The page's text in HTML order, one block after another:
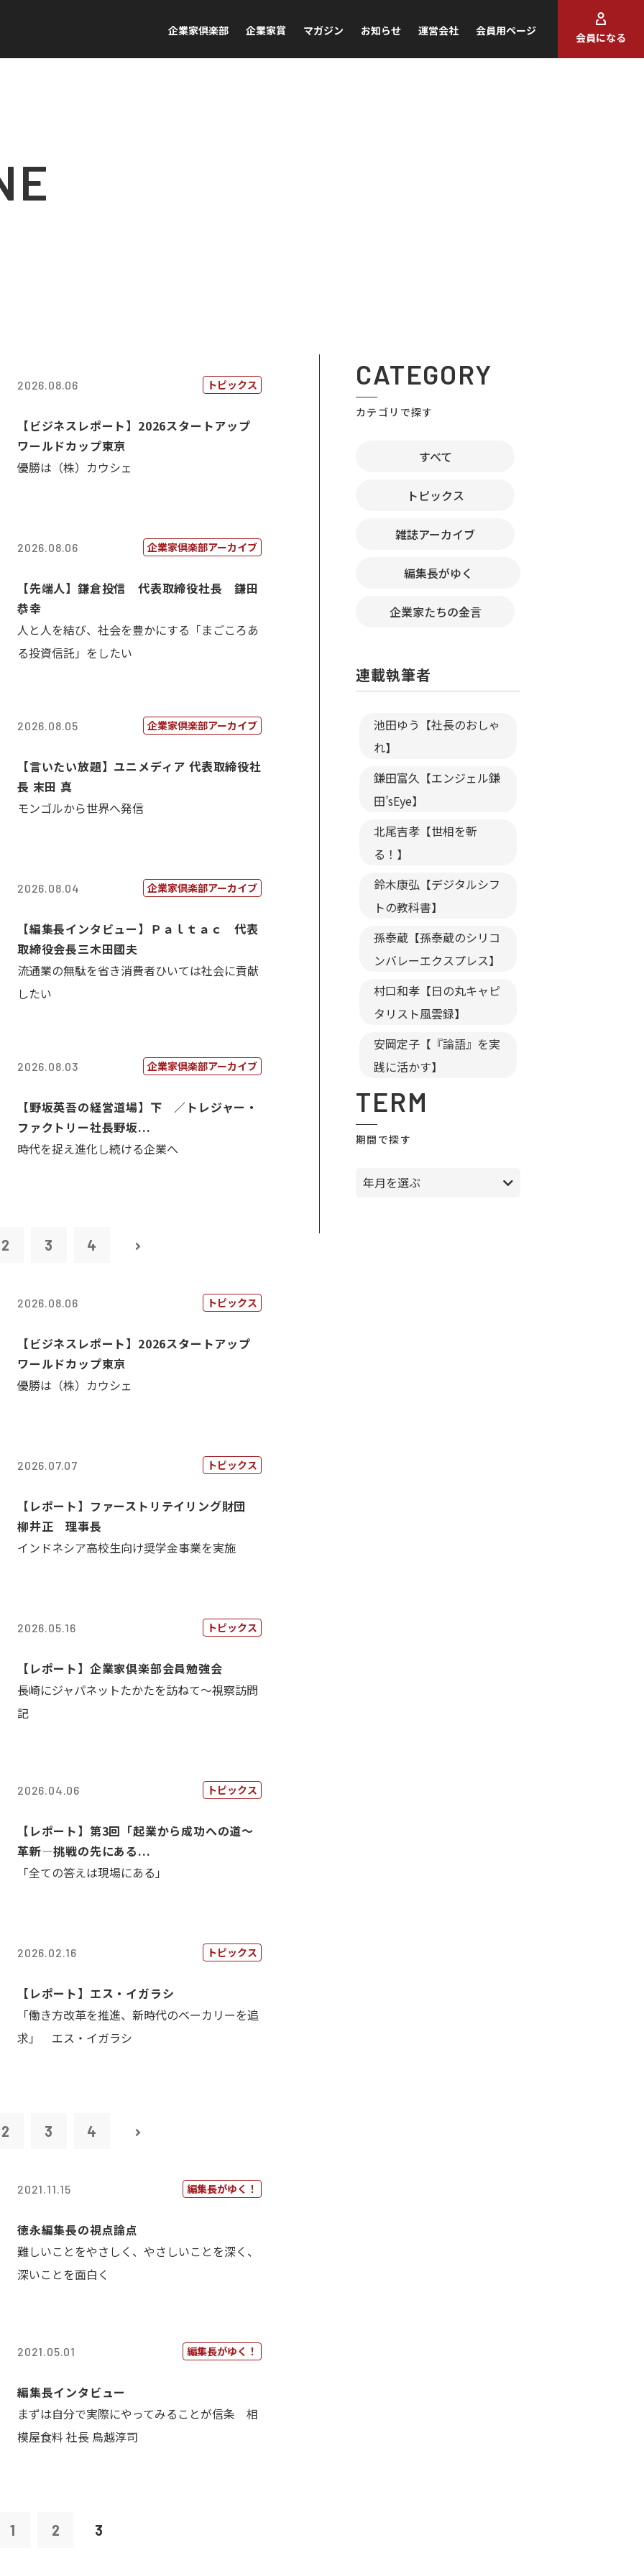
企業家倶楽部 企業家賞 マガジン お知らせ 運営会社 会員用ページ
会員になる
2026.08.06 トピックス
【ビジネスレポート】2026スタートアップ
ワールドカップ東京
優勝は（株）カウシェ
2026.08.06 企業家倶楽部アーカイブ
【先端人】鎌倉投信 代表取締役社長 鎌田
恭幸
人と人を結び、社会を豊かにする「まごころあ
る投資信託」をしたい
2026.08.05 企業家倶楽部アーカイブ
【言いたい放題】ユニメディア 代表取締役社
長 末田 真
モンゴルから世界へ発信
2026.08.04 企業家倶楽部アーカイブ
【編集長インタビュー】Ｐａｌｔａｃ 代表
取締役会長三木田國夫
流通業の無駄を省き消費者ひいては社会に貢献
したい
2026.08.03 企業家倶楽部アーカイブ
【野坂英吾の経営道場】下 ／トレジャー・
ファクトリー社長野坂...
時代を捉え進化し続ける企業へ
2 3 4
2026.08.06 トピックス
【ビジネスレポート】2026スタートアップ
ワールドカップ東京
優勝は（株）カウシェ
2026.07.07 トピックス
【レポート】ファーストリテイリング財団
柳井正 理事長
インドネシア高校生向け奨学金事業を実施
2026.05.16 トピックス
【レポート】企業家倶楽部会員勉強会
長崎にジャパネットたかたを訪ねて～視察訪問
記
2026.04.06 トピックス
【レポート】第3回「起業から成功への道～
革新―挑戦の先にある...
「全ての答えは現場にある」
2026.02.16 トピックス
【レポート】エス・イガラシ
「働き方改革を推進、新時代のベーカリーを追
求」 エス・イガラシ
2 3 4
2021.11.15 編集長がゆく！
徳永編集長の視点論点
難しいことをやさしく、やさしいことを深く、
深いことを面白く
2021.05.01 編集長がゆく！
編集長インタビュー
まずは自分で実際にやってみることが信条 相
模屋食料 社長 鳥越淳司
1 2 3
CATEGORY
カテゴリで探す
すべて
トピックス
雑誌アーカイブ
編集長がゆく
企業家たちの金言
連載執筆者
池田ゆう【社長のおしゃ
れ】
鎌田富久【エンジェル鎌
田’sEye】
北尾吉孝【世相を斬
る！】
鈴木康弘【デジタルシフ
トの教科書】
孫泰蔵【孫泰蔵のシリコ
ンバレーエクスプレス】
村口和孝【日の丸キャピ
タリスト風雲録】
安岡定子【『論語』を実
践に活かす】
TERM
期間で探す
年月を選ぶ